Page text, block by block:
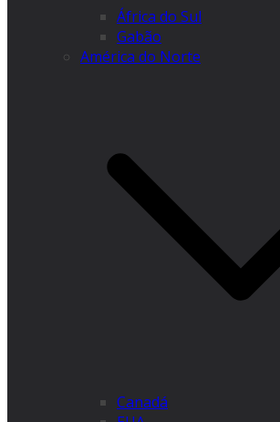
África do Sul
Gabão
América do Norte
Canadá